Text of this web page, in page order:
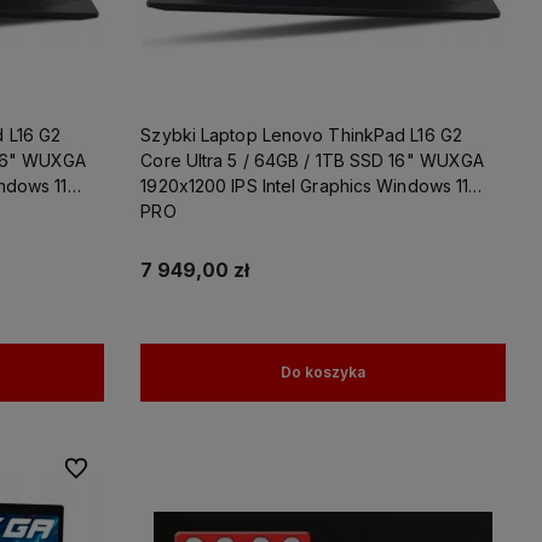
G2
WUXGA
11
Szybki Laptop Lenovo ThinkPad L16 G2
Core Ultra 5 / 64GB / 1TB SSD 16" WUXGA
1920x1200 IPS Intel Graphics Windows 11
PRO
7 949,00 zł
Do koszyka
Do ulubionych